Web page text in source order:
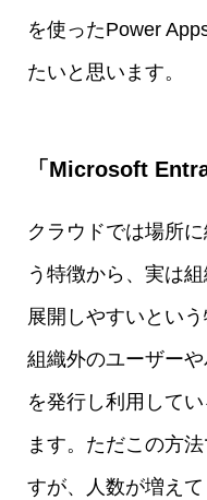
を使ったPower
たいと思います。
「Microsoft
クラウドでは場所
う特徴から、実は
展開しやすいとい
組織外のユーザー
を発行し利用して
ます。ただこの方
すが、人数が増え